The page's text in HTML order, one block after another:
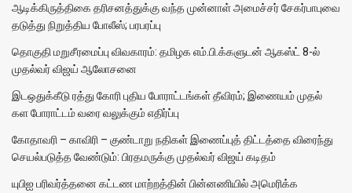
ஆடிக்கிருத்திகை தரிசனத்துக்கு வந்த முன்னாள் அமைச்சர் சேகர்பாபுவை
தடுத்து நிறுத்திய போலீஸ்; பரபரப்பு
தொகுதி மறுசீரமைப்பு விவகாரம்: தமிழக எம்.பி.க்களுடன் ஆகஸ்ட் 8-ல்
முதல்வர் விஜய் ஆலோசனை
இடஒதுக்கீடு ரத்து கோரி புதிய போராட்டங்கள் தீவிரம்; இணையம் முதல்
கள போராட்டம் வரை வலுக்கும் எதிர்ப்பு
கோதாவரி – காவிரி – குண்டாறு நதிகள் இணைப்புத் திட்டத்தை விரைந்து
செயல்படுத்த வேண்டும்: பிரதமருக்கு முதல்வர் விஜய் கடிதம்
யுபிஐ பரிவர்த்தனை கட்டண மாற்றத்தின் பின்னணியில் அமெரிக்க